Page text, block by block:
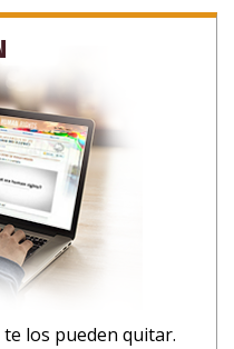
los pueden quitar.